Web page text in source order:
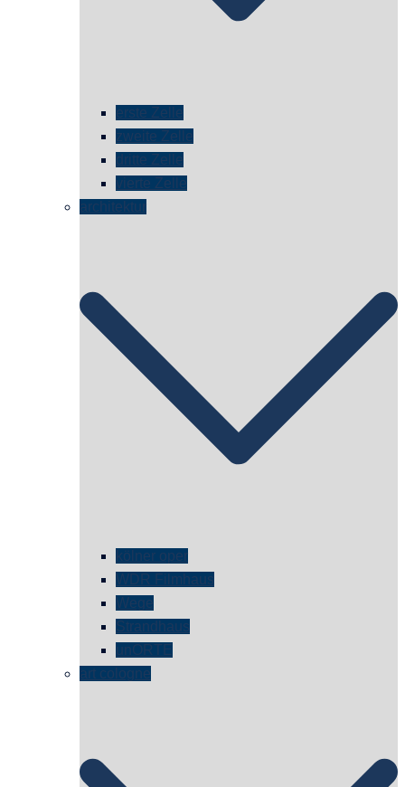
erste Zelle
zweite Zelle
dritte Zelle
vierte Zelle
architektur
kölner oper
WDR Filmhaus
Wege
Strandhaus
unORTE
art cologne